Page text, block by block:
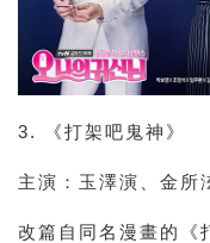
3. 《打架吧鬼神》
主演：玉澤演、金所
改篇自同名漫畫的